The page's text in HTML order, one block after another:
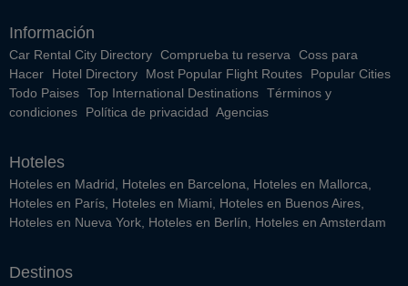
Información
Car Rental City Directory Comprueba tu reserva
Coss para
Hacer
Hotel Directory Most Popular Flight Routes
Popular Cities
Todo Paises Top International Destinations Términos y
condiciones
Política de privacidad Agencias
Hoteles
Hoteles en Madrid Hoteles en Barcelona Hoteles en Mallorca
Hoteles en París Hoteles en Miami Hoteles en Buenos Aires
Hoteles en Nueva York Hoteles en Berlín Hoteles en Amsterdam
Destinos